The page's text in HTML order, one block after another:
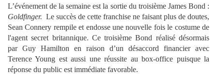
L’événement de la semaine est la sortie du troisième James Bond :
Goldfinger. Le succès de cette franchise ne faisant plus de doutes,
Sean Connery rempile et endosse une nouvelle fois le costume de
l'agent secret britannique. Ce troisième Bond réalisé désormais
par Guy Hamilton en raison d’un désaccord financier avec
Terence Young est aussi une réussite au box-office puisque la
réponse du public est immédiate favorable.